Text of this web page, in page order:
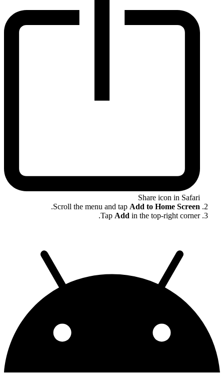
Share icon in Safari
Scroll the menu and tap Add to Home Screen
.
Tap Add in the top-right corner.